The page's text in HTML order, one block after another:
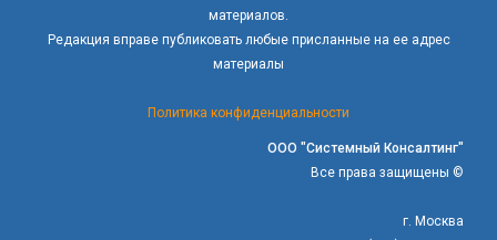
материалов.
Редакция вправе публиковать любые присланные на ее адрес
материалы
Политика конфиденциальности
ООО "Системный Консалтинг"
Все права защищены ©
г. Москва